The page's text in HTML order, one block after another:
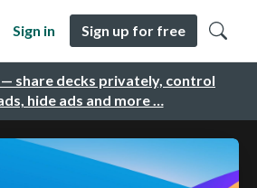
— share decks privately, control
hide ads and more …
Sign in Sign up for free